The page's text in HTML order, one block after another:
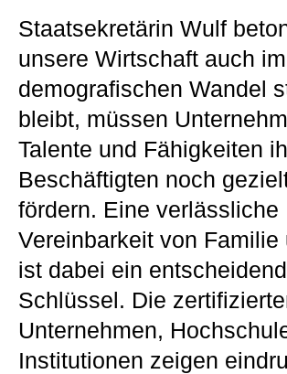
Staatsekretärin Wulf
unsere Wirtschaft auch im
demografischen Wandel
bleibt, müssen
Talente und Fähigkeiten
Beschäftigten noch
fördern. Eine verlässliche
Vereinbarkeit von Familie
ist dabei ein
Schlüssel. Die
Unternehmen,
Institutionen zeigen